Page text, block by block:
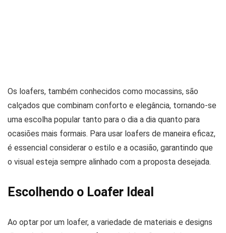
Os loafers, também conhecidos como mocassins, são
calçados que combinam conforto e elegância, tornando-se
uma escolha popular tanto para o dia a dia quanto para
ocasiões mais formais. Para usar loafers de maneira eficaz,
é essencial considerar o estilo e a ocasião, garantindo que
o visual esteja sempre alinhado com a proposta desejada.
Escolhendo o Loafer Ideal
Ao optar por um loafer, a variedade de materiais e designs